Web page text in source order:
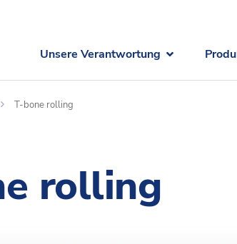
Unsere Verantwortung
T-bone rolling
rolling